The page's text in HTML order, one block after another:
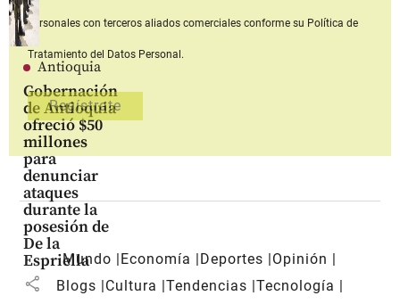
Antioquia
Gobernación
de Antioquia
ofreció $50
millones
para
denunciar
ataques
durante la
posesión de
De la
Espriella
share
personales con terceros aliados comerciales conforme su Política de
Tratamiento del Datos Personal.
Mundo Economía Deportes
Opinión
Blogs
Cultura Tendencias Tecnología